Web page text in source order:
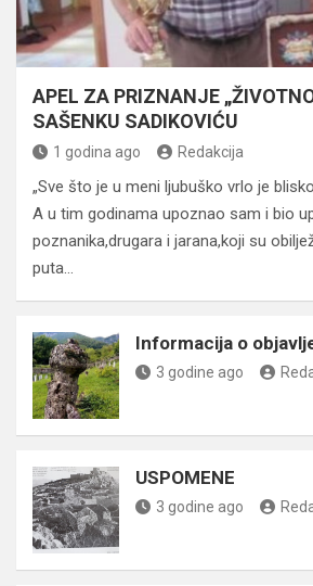
APEL ZA PRIZNANJE
SAŠENKU SADIKOVIĆU
1 godina ago Redakcija
„Sve što je u meni ljubuško vrlo je
A u tim godinama upoznao sam i bio
poznanika,drugara i jarana,koji su
puta…
Informacija o
3 godine ago
USPOMENE
3 godine ago